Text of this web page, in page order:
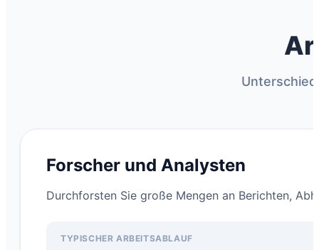
Forscher und Analysten
Durchforsten Sie große Mengen an Berichten,
TYPISCHER ARBEITSABLAUF